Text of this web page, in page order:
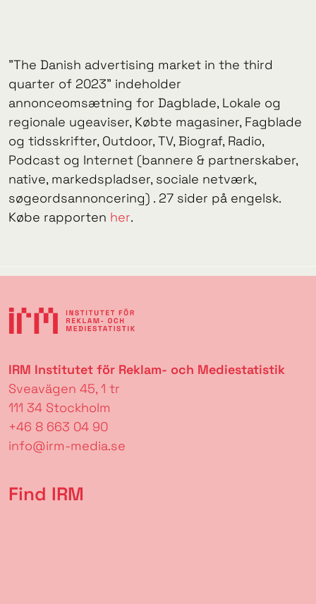
"The Danish advertising market in the third
quarter of 2023" indeholder
annonceomsætning for Dagblade, Lokale og
regionale ugeaviser, Købte magasiner, Fagblade
og tidsskrifter, Outdoor, TV, Biograf, Radio,
Podcast og Internet (bannere & partnerskaber,
native, markedspladser, sociale netværk,
søgeordsannoncering) . 27 sider på engelsk.
Købe rapporten her.
IRM Institutet för Reklam- och Mediestatistik
Sveavägen 45, 1 tr
111 34 Stockholm
+46 8 663 04 90
info@irm-media.se
Find IRM